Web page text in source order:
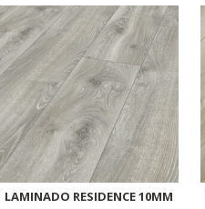
LAMINADO RESIDENCE 10MM